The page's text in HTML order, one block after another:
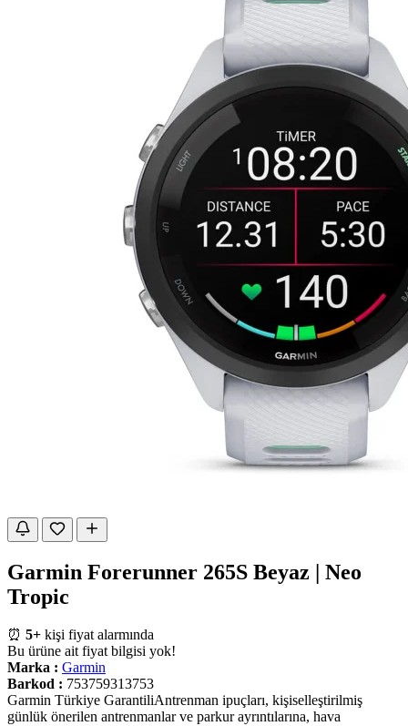
Garmin Forerunner 265S Beyaz | Neo
Tropic
⏰ 5+ kişi fiyat alarmında
Bu ürüne ait fiyat bilgisi yok!
Marka : Garmin
Barkod : 753759313753
Garmin Türkiye GarantiliAntrenman ipuçları, kişiselleştirilmiş
günlük önerilen antrenmanlar ve parkur ayrıntılarına, hava